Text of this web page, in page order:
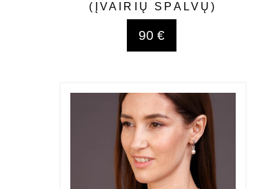
(ĮVAIRIŲ SPALVŲ)
90 €